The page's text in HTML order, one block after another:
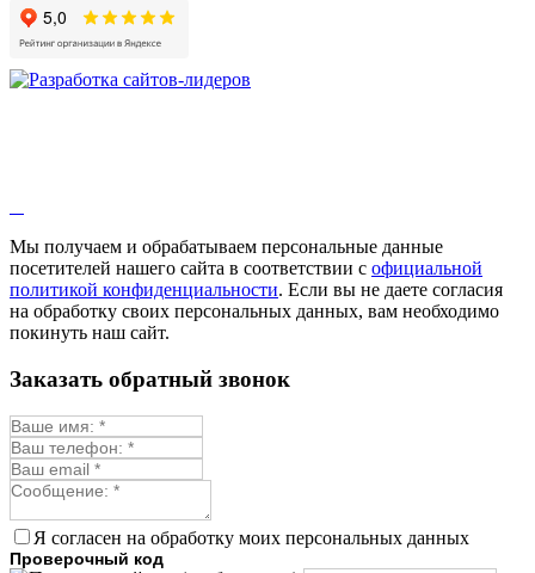
Мы получаем и обрабатываем персональные данные
посетителей нашего сайта в соответствии с официальной
политикой конфиденциальности. Если вы не даете согласия
на обработку своих персональных данных, вам необходимо
покинуть наш сайт.
Заказать обратный звонок
Я согласен на обработку моих персональных данных
Проверочный код